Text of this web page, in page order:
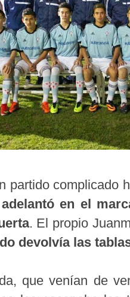
partido complicado
en el
. El propio
devolvía las
que venían de